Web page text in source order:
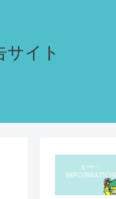
サイト